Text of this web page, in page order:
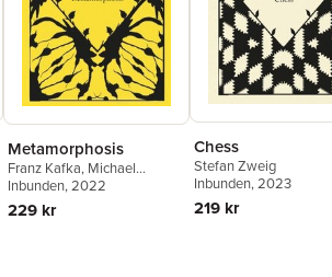
Metamorphosis
Franz Kafka, Michael
Hoffman
Inbunden, 2022
229 kr
Chess
Stefan Zweig
Inbunden, 2023
219 kr